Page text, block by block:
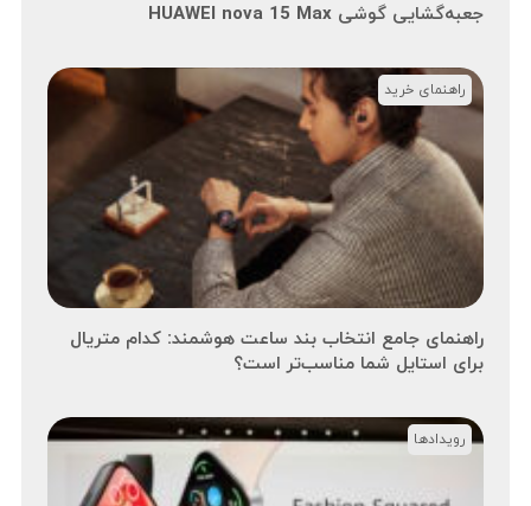
جعبه‌گشایی گوشی HUAWEI nova 15 Max
راهنمای جامع انتخاب بند ساعت هوشمند: کدام متریال
برای استایل شما مناسب‌تر است؟
راهنمای خرید
رویدادها